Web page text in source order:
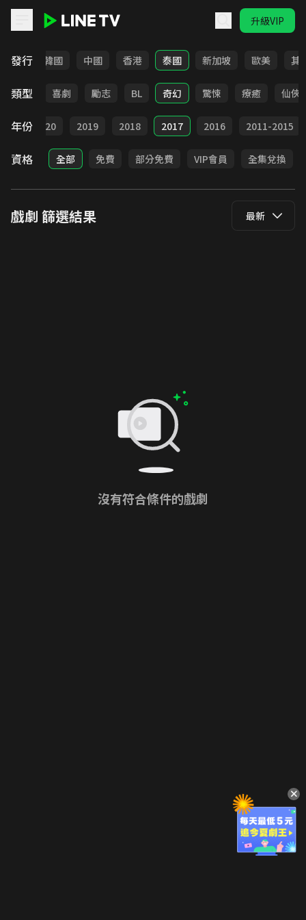
升級VIP
發行
日本 韓國 中國 香港 泰國 新加坡 歐美 其
類型
懸疑 喜劇 勵志 BL 奇幻 驚悚 療癒 仙俠
年份 2020 2019 2018 2017 2016 2011-2015
資格 全部 免費 部分免費 VIP會員 全集兌換
戲劇 篩選結果 最新
沒有符合條件的戲劇